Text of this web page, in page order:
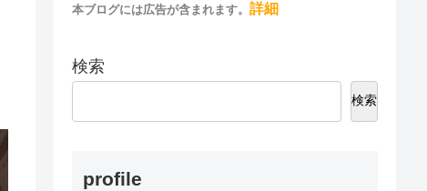
本ブログには広告が含まれます。 詳細
検索
検索
profile